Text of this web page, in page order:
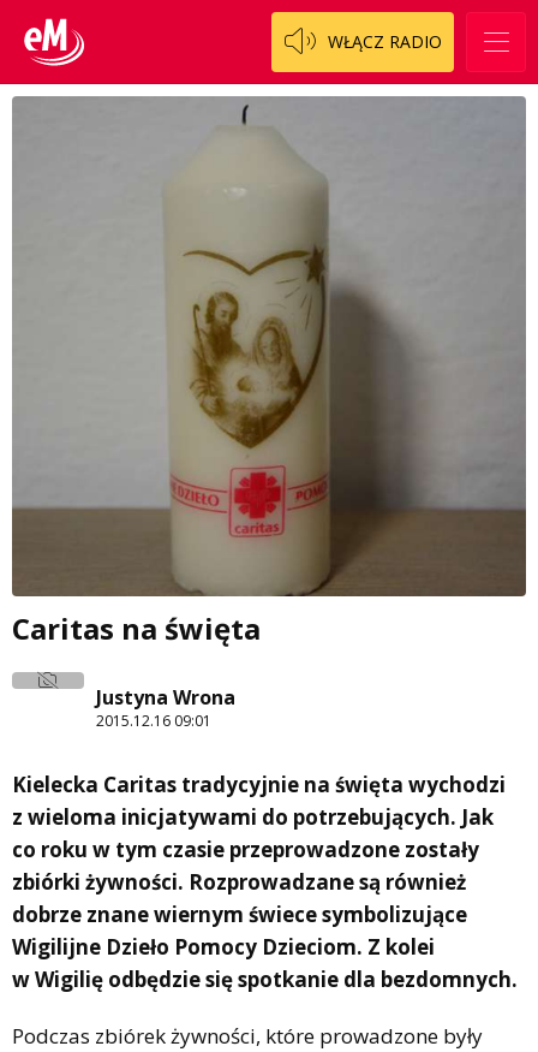
WŁĄCZ RADIO
Caritas na święta
Justyna Wrona
2015.12.16 09:01
Kielecka Caritas tradycyjnie na święta wychodzi
z wieloma inicjatywami do potrzebujących. Jak
co roku w tym czasie przeprowadzone zostały
zbiórki żywności. Rozprowadzane są również
dobrze znane wiernym świece symbolizujące
Wigilijne Dzieło Pomocy Dzieciom. Z kolei
w Wigilię odbędzie się spotkanie dla bezdomnych.
Podczas zbiórek żywności, które prowadzone były